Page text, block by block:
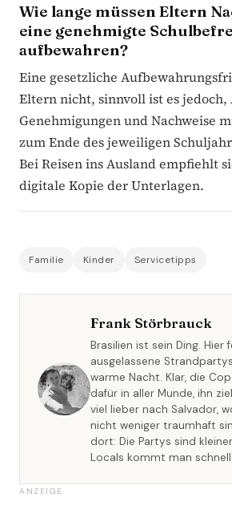
Wie lange müssen Eltern
eine genehmigte
aufbewahren?
Eine gesetzliche
Eltern nicht, sinnvoll ist es jedoch,
Genehmigungen und Nachweise
zum Ende des jeweiligen
Bei Reisen ins Ausland empfiehlt
digitale Kopie der Unterlagen.
Familie Kinder Servicetipps
Frank Störbrauck
Brasilien ist sein Ding. Hier
ausgelassene
warme Nacht. Klar, die
dafür in aller Munde, ihn
viel lieber nach Salvador,
nicht weniger traumhaft
dort: Die Partys sind
Locals kommt man
ANZEIGE